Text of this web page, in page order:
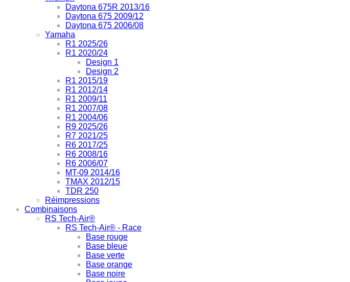
Daytona 675R 2013/16
Daytona 675 2009/12
Daytona 675 2006/08
Yamaha
R1 2025/26
R1 2020/24
Design 1
Design 2
R1 2015/19
R1 2012/14
R1 2009/11
R1 2007/08
R1 2004/06
R9 2025/26
R7 2021/25
R6 2017/25
R6 2008/16
R6 2006/07
MT-09 2014/16
TMAX 2012/15
TDR 250
Réimpressions
Combinaisons
RS Tech-Air®
RS Tech-Air® - Race
Base rouge
Base bleue
Base verte
Base orange
Base noire